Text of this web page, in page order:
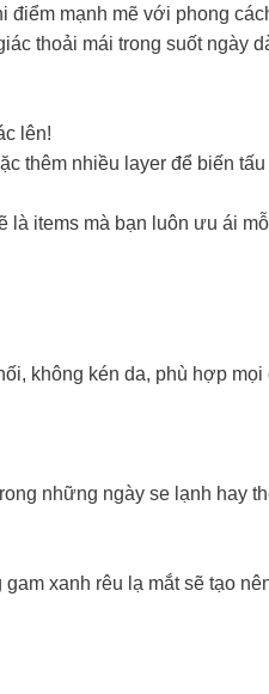
mạnh mẽ với phong
thoải mái trong suốt ngày
lên!
thêm nhiều layer để biến
là items mà bạn luôn ưu ái
không kén da, phù hợp
những ngày se lạnh hay
xanh rêu lạ mắt sẽ tạo